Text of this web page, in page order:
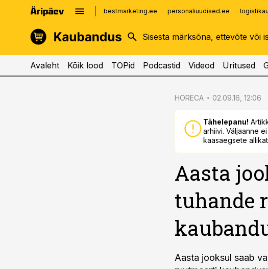
bestmarketing.ee personaliuudised.ee
kinnisvarauudised.ee
logistikauudised.ee
imelineajalugu.ee
Avaleht Kõik lood TOPid Podcastid Videod Üritused
HORECA 02.09.16, 12:06
Tähelepanu!
arhiivi. Väljaanne
kaasaegsete
Aasta
tuhande
Aasta jooksul saab